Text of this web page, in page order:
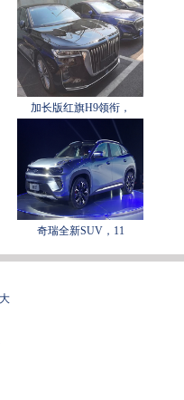
加长版红旗H9领衔，
奇瑞全新SUV，11